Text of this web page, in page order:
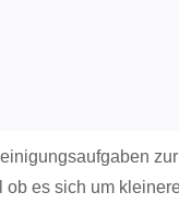
es sich um